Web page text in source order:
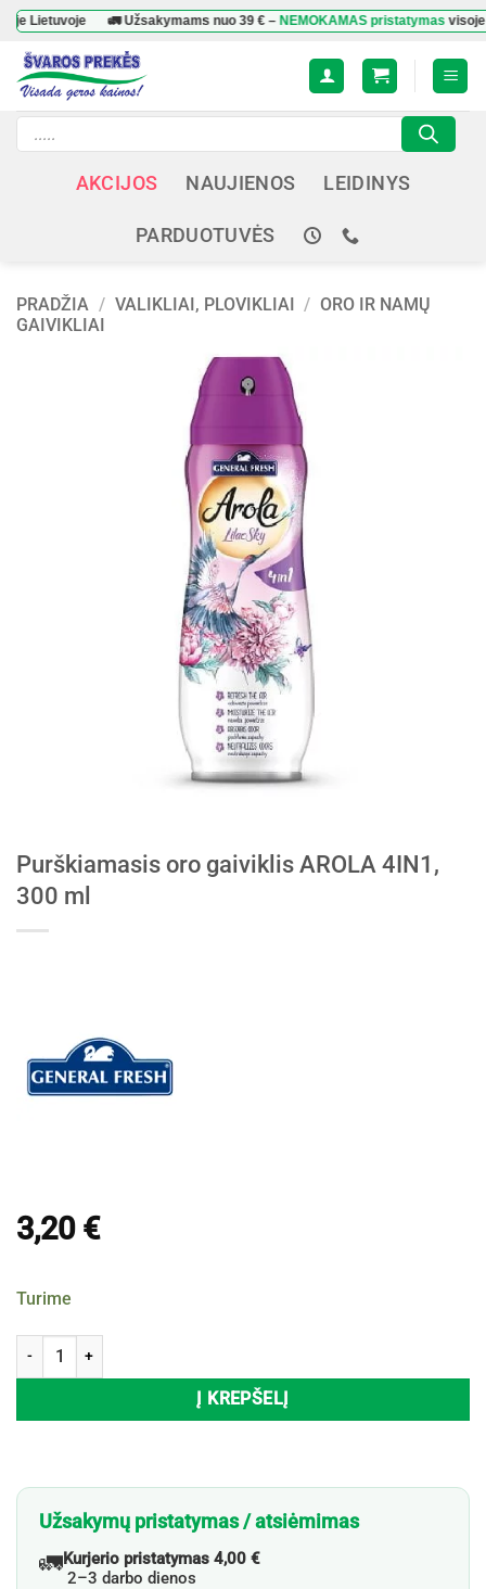
Skip
content
🚛 Užsakymams nuo39 €–NEMOKAMAS pristatymasvisoje
Products
search
AKCIJOS NAUJIENOS LEIDINYS
PARDUOTUVĖS
PRADŽIA / VALIKLIAI, PLOVIKLIAI / ORO IR NAMŲ
GAIVIKLIAI
Purškiamasis oro gaiviklis AROLA 4IN1,
300 ml
3,20 €
Turime
produkto kiekis: Purškiamasis oro gaiviklis AROLA 4IN1, 300 ml
Į KREPŠELĮ
Užsakymų pristatymas / atsiėmimas
🚛Kurjerio pristatymas 4,00 €
2–3 darbo dienos